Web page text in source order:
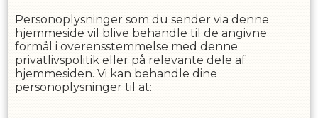
Personoplysninger som du sender via denne
hjemmeside vil blive behandle til de angivne
formål i overensstemmelse med denne
privatlivspolitik eller på relevante dele af
hjemmesiden. Vi kan behandle dine
personoplysninger til at: